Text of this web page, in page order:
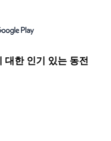
한 인기 있는 동전